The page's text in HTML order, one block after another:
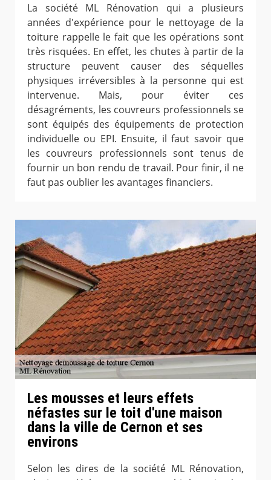
La société ML Rénovation qui a plusieurs
années d'expérience pour le nettoyage de la
toiture rappelle le fait que les opérations sont
très risquées. En effet, les chutes à partir de la
structure peuvent causer des séquelles
physiques irréversibles à la personne qui est
intervenue. Mais, pour éviter ces
désagréments, les couvreurs professionnels se
sont équipés des équipements de protection
individuelle ou EPI. Ensuite, il faut savoir que
les couvreurs professionnels sont tenus de
fournir un bon rendu de travail. Pour finir, il ne
faut pas oublier les avantages financiers.
Les mousses et leurs effets
néfastes sur le toit d'une maison
dans la ville de Cernon et ses
environs
Selon les dires de la société ML Rénovation,